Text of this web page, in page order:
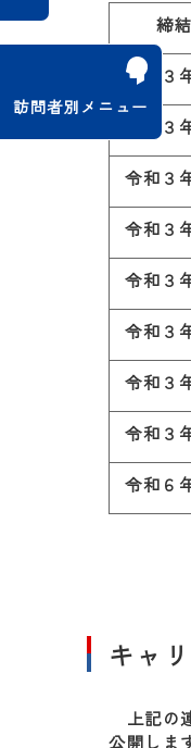
締
令和３
令和３
令和３
令和３
令和３
令和３
令和３
令和３
令和６
キャ
上記の
公開しま
訪問者別メニュー